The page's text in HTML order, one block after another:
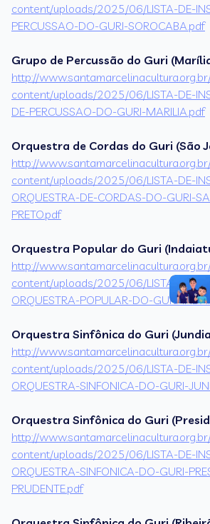
content/uploads/2025/06/LISTA-DE-
PERCUSSAO-DO-GURI-SOROCABA.pdf
Grupo de Percussão do Guri
http://
content/uploads/2025/06/LISTA-DE-
DE-PERCUSSAO-DO-GURI-MARILIA.pdf
Orquestra de Cordas do Guri (São
http://
content/uploads/2025/06/LISTA-DE-
ORQUESTRA-DE-CORDAS-DO-GURI-
PRETO.pdf
Orquestra Popular do Guri
http://
content/uploads/2025/06/LISTA-DE-
ORQUESTRA-POPULAR-DO-GURI-
Orquestra Sinfônica do Guri
http://
content/uploads/2025/06/LISTA-DE-
ORQUESTRA-SINFONICA-DO-GURI-
Orquestra Sinfônica do Guri
http://
content/uploads/2025/06/LISTA-DE-
ORQUESTRA-SINFONICA-DO-GURI-
PRUDENTE.pdf